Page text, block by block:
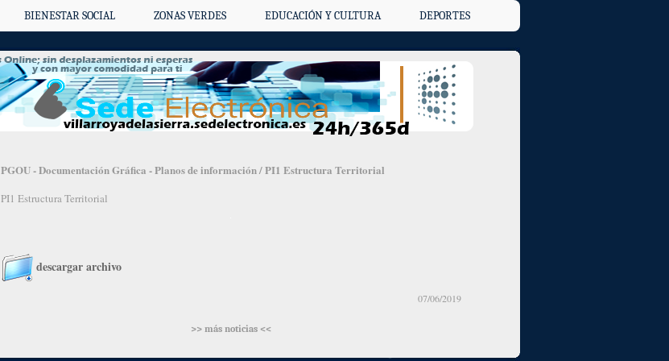
BIENESTAR SOCIAL ZONAS VERDES EDUCACIÓN Y CULTURA DEPORTES
PGOU - Documentación Gráfica - Planos de información / PI1 Estructura Territorial
PI1 Estructura Territorial
descargar archivo
07/06/2019
>> más noticias <<